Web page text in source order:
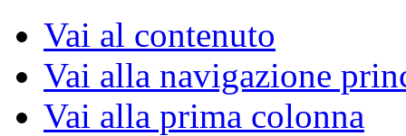
Vai al contenuto
Vai alla navigazione
Vai alla prima colonna